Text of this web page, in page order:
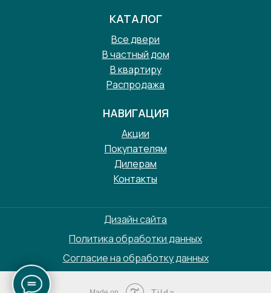
Все двери
В частный дом
В квартиру
Распродажа
КАТАЛОГ
Акции
Покупателям
Дилерам
Контакты
НАВИГАЦИЯ
Дизайн сайта
Политика обработки данных
Согласие на обработку данных